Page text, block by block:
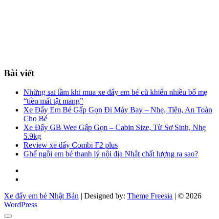
Bài viết
Những sai lầm khi mua xe đẩy em bé cũ khiến nhiều bố mẹ
“tiền mất tật mang”
Xe Đẩy Em Bé Gấp Gọn Đi Máy Bay – Nhẹ, Tiện, An Toàn
Cho Bé
Xe Đẩy GB Wee Gấp Gọn – Cabin Size, Từ Sơ Sinh, Nhẹ
5.9kg
Review xe đẩy Combi F2 plus
Ghế ngồi em bé thanh lý nội địa Nhật chất lượng ra sao?
Xe đẩy em bé Nhật Bản | Designed by: Theme Freesia | © 2026
WordPress